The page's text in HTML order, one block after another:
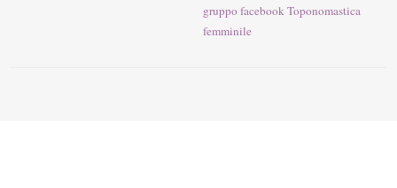
gruppo facebook Toponomastica
femminile